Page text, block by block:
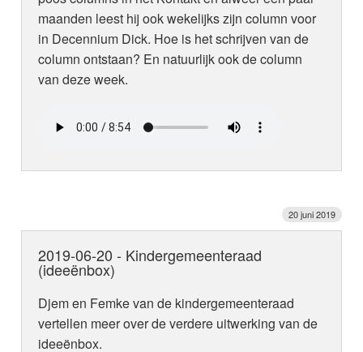
maanden leest hij ook wekelijks zijn column voor
in Decennium Dick. Hoe is het schrijven van de
column ontstaan? En natuurlijk ook de column
van deze week.
20 juni 2019
2019-06-20 - Kindergemeenteraad
(ideeënbox)
Djem en Femke van de kindergemeenteraad
vertellen meer over de verdere uitwerking van de
ideeënbox.